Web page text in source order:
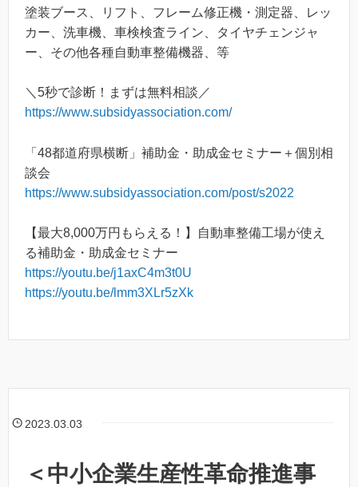
塗装ブース、リフト、フレーム修正機・測定器、レッ
カー、洗車機、車検検査ライン、タイヤチェンジャ
ー、その他各種自動車整備機器、等
＼5秒で診断！まずは無料相談／
https://www.subsidyassociation.com/
「48都道府県横断」補助金・助成金セミナー＋個別相
談会
https://www.subsidyassociation.com/post/s2022
【最大8,000万円もらえる！】自動車整備工場が使え
る補助金・助成金セミナー
https://youtu.be/j1axC4m3t0U
https://youtu.be/lmm3XLr5zXk
2023.03.03
＜中小企業生産性革命推進事